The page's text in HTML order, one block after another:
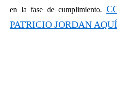
en la fase de cumplimiento.
PATRICIO JORDAN AQUÍ